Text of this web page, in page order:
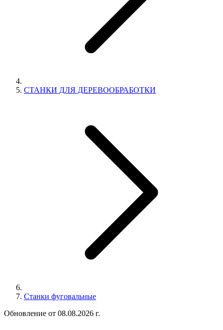
СТАНКИ ДЛЯ ДЕРЕВООБРАБОТКИ
Станки фуговальные
Обновление от 08.08.2026 г.